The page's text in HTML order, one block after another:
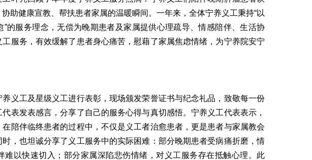
助健康宣教、帮扶患者家属的温暖瞬间。一年来，全体宁养义工秉持“以
”的服务理念，无偿为晚期患者及家属提供心理疏导、情感陪伴、生活协
服务，有效缓解了患者身心痛苦，慰藉了家属焦虑情绪，为宁养院安宁
义工及星级义工进行表彰，现场颁发荣誉证书与纪念礼品，致敬每一份
表发表感言，分享了自己的服务心得与真切感悟。宁养义工代表表示，
陪伴临终患者的过程中，不仅是义工者治愈患者，更是患者与家属教会
，也坦诚分享了义工服务中的实际困难：部分晚期患者受病痛折磨，情
难以快速切入；部分家属深陷悲伤情绪，对义工服务存在抵触心理。此